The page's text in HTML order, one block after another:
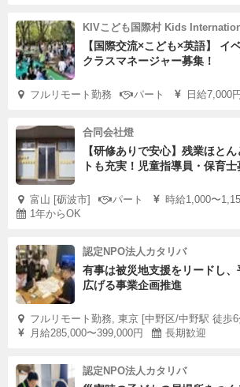
KIVこども国際村 Kids
【国際交流×こども×英語】 イ
クラスマネージャー募集！
フルリモート勤務 パート 日給7,000円
合同会社燈
【研修ありで安心】残業ほと
トも充実！児童指導員・保育士
富山 [砺波市] パート
時給1,000〜
1年からOK
認定NPO法人カタリバ
有事は被災地支援をリードし
広げる事業企画推進
フルリモート勤務, 東京 [中野区/中野駅 徒歩6
月給285,000〜399,000円
長期歓迎
認定NPO法人カタリバ